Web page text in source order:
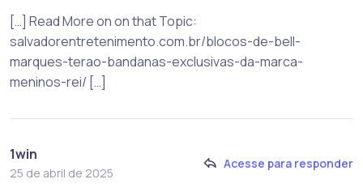
[…] Read More on on that Topic:
salvadorentretenimento.com.br/blocos-de-bell-
marques-terao-bandanas-exclusivas-da-marca-
meninos-rei/ […]
1win
25 de abril de 2025
Acesse para responder